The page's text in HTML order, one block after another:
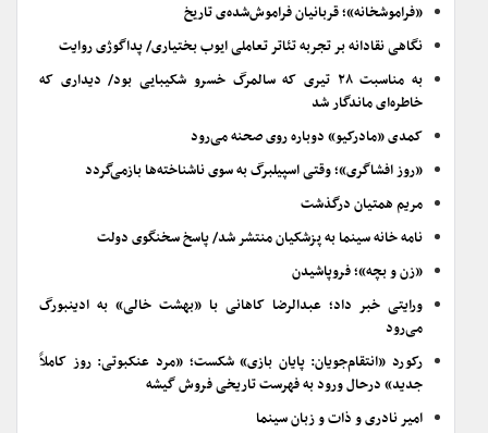
«فراموشخانه»؛ قربانیان فراموش‌شده‌ی تاریخ
نگاهی نقادانه بر تجربه تئاتر تعاملی ایوب بختیاری/ پداگوژی روایت
به مناسبت ۲۸ تیری که سالمرگ خسرو شکیبایی بود/ دیداری که
خاطره‌ای ماندگار شد
کمدی «مادرکیو» دوباره روی صحنه می‌رود
«روز افشاگری»؛ وقتی اسپیلبرگ به سوی ناشناخته‌ها بازمی‌گردد
مریم همتیان درگذشت
نامه خانه سینما به پزشکیان منتشر شد/ پاسخ سخنگوی دولت
«زن و بچه»؛ فروپاشیدن
ورایتی خبر داد؛ عبدالرضا کاهانی با «بهشت خالی» به ادینبورگ
می‌رود
رکورد «انتقام‌جویان: پایان بازی» شکست؛ «مرد عنکبوتی: روز کاملاً
جدید» درحال ورود به فهرست تاریخی فروش گیشه
امیر نادری و ذات و زبان سینما